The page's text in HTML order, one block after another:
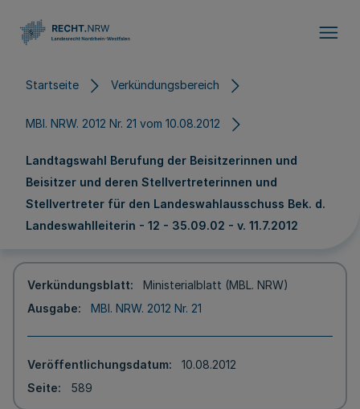
Startseite Verkündungsbereich
MBl. NRW. 2012 Nr. 21 vom 10.08.2012
Landtagswahl Berufung der Beisitzerinnen und
Beisitzer und deren Stellvertreterinnen und
Stellvertreter für den Landeswahlausschuss Bek. d.
Landeswahlleiterin - 12 - 35.09.02 - v. 11.7.2012
Verkündungsblatt
Ministerialblatt (MBL. NRW)
Ausgabe
MBl. NRW. 2012 Nr. 21
Veröffentlichungsdatum
10.08.2012
Seite
589